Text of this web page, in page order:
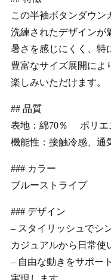
この半袖ボタンダウン
洗練されたデザインが
暑さを感じにくく、特
豊富なサイズ展開によ
楽しみいただけます。
## 品質
表地：綿70％ ポリエ
機能性：接触冷感、通
### カラー
ブルーストライプ
### デザイン
– スタイリッシュでシ
カジュアルから日常使
– 自由な動きをサポー